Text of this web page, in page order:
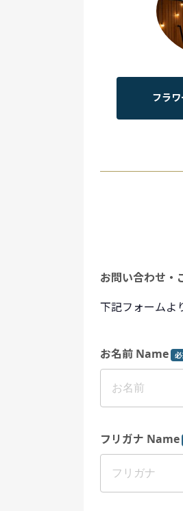
フラ
お問い合わせ・
下記フォームよ
お名前 Name
フリガナ Name